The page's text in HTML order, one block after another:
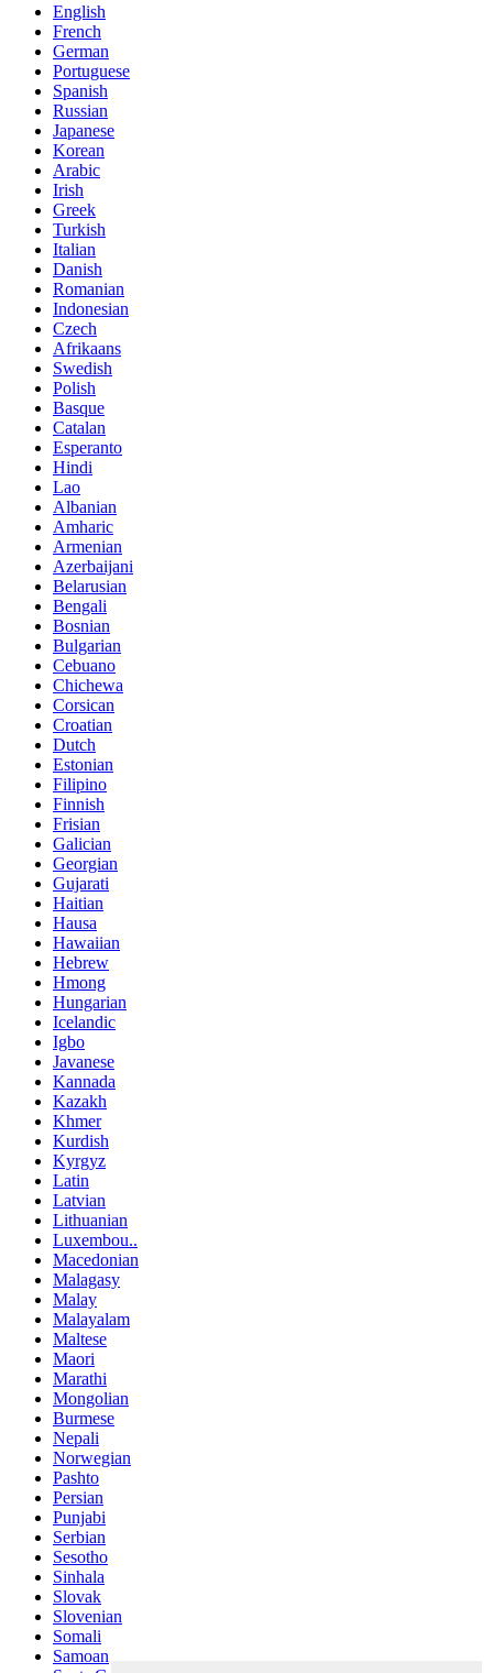
English
French
German
Portuguese
Spanish
Russian
Japanese
Korean
Arabic
Irish
Greek
Turkish
Italian
Danish
Romanian
Indonesian
Czech
Afrikaans
Swedish
Polish
Basque
Catalan
Esperanto
Hindi
Lao
Albanian
Amharic
Armenian
Azerbaijani
Belarusian
Bengali
Bosnian
Bulgarian
Cebuano
Chichewa
Corsican
Croatian
Dutch
Estonian
Filipino
Finnish
Frisian
Galician
Georgian
Gujarati
Haitian
Hausa
Hawaiian
Hebrew
Hmong
Hungarian
Icelandic
Igbo
Javanese
Kannada
Kazakh
Khmer
Kurdish
Kyrgyz
Latin
Latvian
Lithuanian
Luxembou..
Macedonian
Malagasy
Malay
Malayalam
Maltese
Maori
Marathi
Mongolian
Burmese
Nepali
Norwegian
Pashto
Persian
Punjabi
Serbian
Sesotho
Sinhala
Slovak
Slovenian
Somali
Samoan